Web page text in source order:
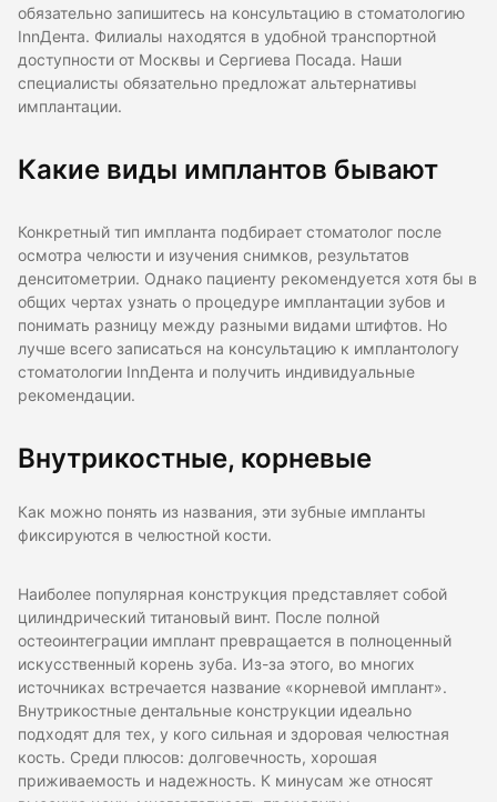
обязательно запишитесь на консультацию в стоматологию
InnДента. Филиалы находятся в удобной транспортной
доступности от Москвы и Сергиева Посада. Наши
специалисты обязательно предложат альтернативы
имплантации.
Какие виды имплантов бывают
Конкретный тип импланта подбирает стоматолог после
осмотра челюсти и изучения снимков, результатов
денситометрии. Однако пациенту рекомендуется хотя бы в
общих чертах узнать о процедуре имплантации зубов и
понимать разницу между разными видами штифтов. Но
лучше всего записаться на консультацию к имплантологу
стоматологии InnДента и получить индивидуальные
рекомендации.
Внутрикостные, корневые
Как можно понять из названия, эти зубные импланты
фиксируются в челюстной кости.
Наиболее популярная конструкция представляет собой
цилиндрический титановый винт. После полной
остеоинтеграции имплант превращается в полноценный
искусственный корень зуба. Из-за этого, во многих
источниках встречается название «корневой имплант».
Внутрикостные дентальные конструкции идеально
подходят для тех, у кого сильная и здоровая челюстная
кость. Среди плюсов: долговечность, хорошая
приживаемость и надежность. К минусам же относят